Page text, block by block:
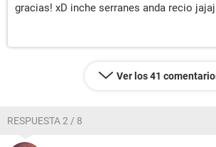
gracias! xD inche serranes anda recio
Ver los 41
RESPUESTA 2 / 8